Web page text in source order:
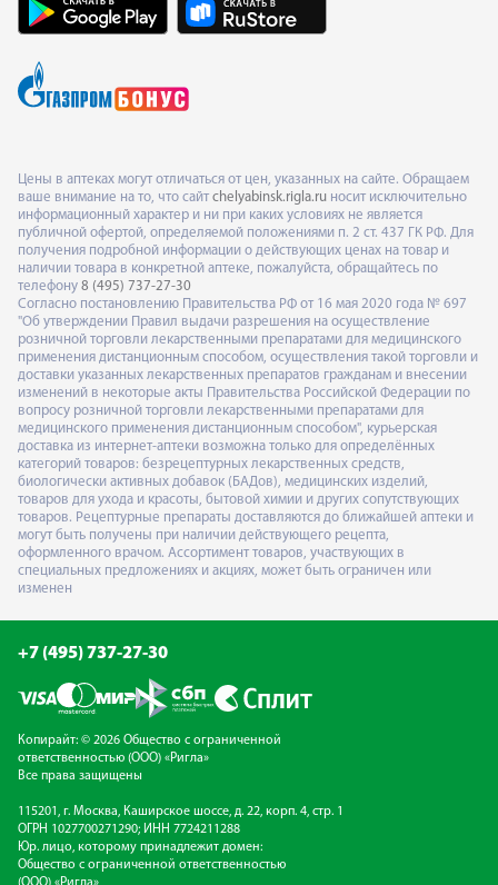
Цены в аптеках могут отличаться от цен, указанных на сайте. Обращаем
ваше внимание на то, что сайт chelyabinsk.rigla.ru носит исключительно
информационный характер и ни при каких условиях не является
публичной офертой, определяемой положениями п. 2 ст. 437 ГК РФ. Для
получения подробной информации о действующих ценах на товар и
наличии товара в конкретной аптеке, пожалуйста, обращайтесь по
телефону 8 (495) 737-27-30
Согласно постановлению Правительства РФ от 16 мая 2020 года № 697
"Об утверждении Правил выдачи разрешения на осуществление
розничной торговли лекарственными препаратами для медицинского
применения дистанционным способом, осуществления такой торговли и
доставки указанных лекарственных препаратов гражданам и внесении
изменений в некоторые акты Правительства Российской Федерации по
вопросу розничной торговли лекарственными препаратами для
медицинского применения дистанционным способом", курьерская
доставка из интернет-аптеки возможна только для определённых
категорий товаров: безрецептурных лекарственных средств,
биологически активных добавок (БАДов), медицинских изделий,
товаров для ухода и красоты, бытовой химии и других сопутствующих
товаров. Рецептурные препараты доставляются до ближайшей аптеки и
могут быть получены при наличии действующего рецепта,
оформленного врачом. Ассортимент товаров, участвующих в
специальных предложениях и акциях, может быть ограничен или
изменен
+7 (495) 737-27-30
Копирайт: © 2026 Общество с ограниченной
ответственностью (ООО) «Ригла»
Все права защищены
115201, г. Москва, Каширское шоссе, д. 22, корп. 4, стр. 1
ОГРН 1027700271290; ИНН 7724211288
Юр. лицо, которому принадлежит домен:
Общество с ограниченной ответственностью